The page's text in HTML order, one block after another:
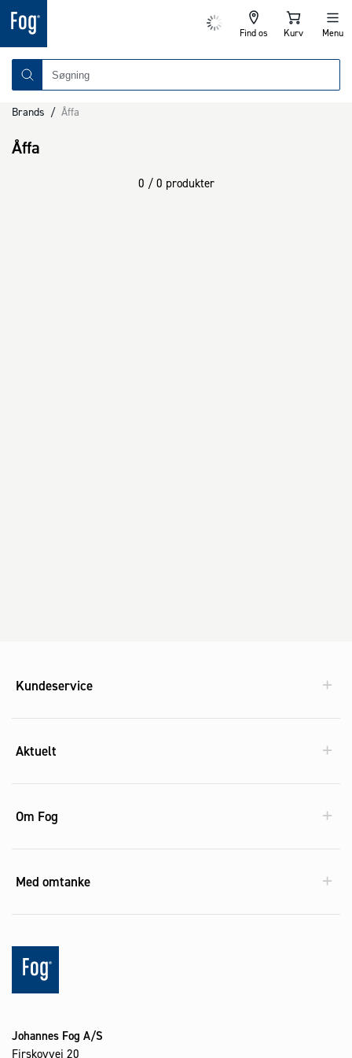
Find os Kurv Menu
Brands / Åffa
Åffa
0 / 0 produkter
Kundeservice
Aktuelt
Om Fog
Med omtanke
Johannes Fog A/S
Firskovvej 20